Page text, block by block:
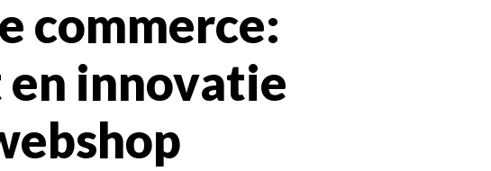
commerce:
innovatie